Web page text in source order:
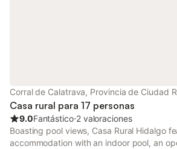
Corral de Calatrava, Provincia de Ciudad
Casa rural para 17 personas
9.0Fantástico⋅2 valoraciones
Boasting pool views, Casa Rural Hidalgo
accommodation with an indoor pool, an